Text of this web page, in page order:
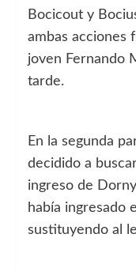
Bocicout y
ambas acciones
joven Fernando
tarde.
En la segunda
decidido a
ingreso de
había ingresado
sustituyendo al